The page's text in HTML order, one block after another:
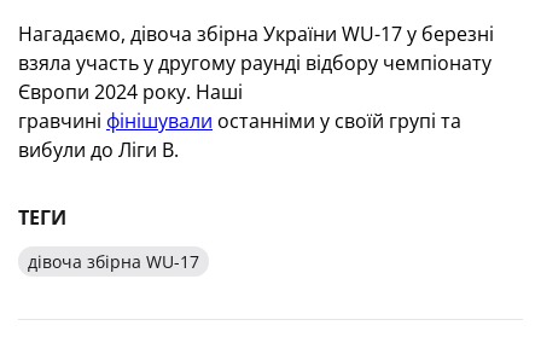
Нагадаємо, дівоча збірна України WU-17 у березні
взяла участь у другому раунді відбору чемпіонату
Європи 2024 року. Наші
гравчині фінішували останніми у своїй групі та
вибули до Ліги В.
ТЕГИ
дівоча збірна WU-17